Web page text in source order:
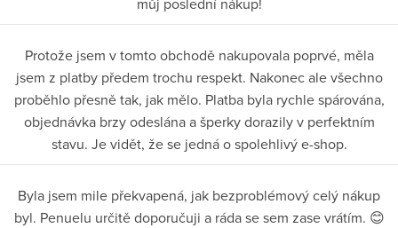
Protože jsem v tomto obchodě nakupovala poprvé, měla
jsem z platby předem trochu respekt. Nakonec ale všechno
proběhlo přesně tak, jak mělo. Platba byla rychle spárována,
objednávka brzy odeslána a šperky dorazily v perfektním
stavu. Je vidět, že se jedná o spolehlivý e-shop.
Byla jsem mile překvapená, jak bezproblémový celý nákup
byl. Penuelu určitě doporučuji a ráda se sem zase vrátím. 😊